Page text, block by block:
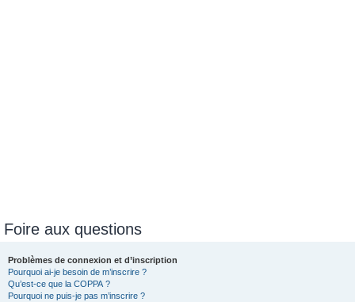
Foire aux questions
Problèmes de connexion et d’inscription
Pourquoi ai-je besoin de m’inscrire ?
Qu’est-ce que la COPPA ?
Pourquoi ne puis-je pas m’inscrire ?